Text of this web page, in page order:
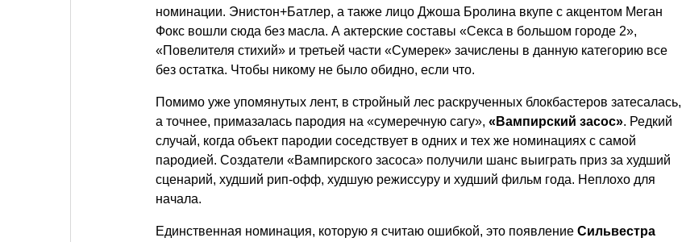
номинации. Энистон+Батлер, а также лицо Джоша Бролина вкупе с акцентом Меган
Фокс вошли сюда без масла. А актерские составы «Секса в большом городе 2»,
«Повелителя стихий» и третьей части «Сумерек» зачислены в данную категорию все
без остатка. Чтобы никому не было обидно, если что.
Помимо уже упомянутых лент, в стройный лес раскрученных блокбастеров затесалась,
а точнее, примазалась пародия на «сумеречную сагу», «Вампирский засос». Редкий
случай, когда объект пародии соседствует в одних и тех же номинациях с самой
пародией. Создатели «Вампирского засоса» получили шанс выиграть приз за худший
сценарий, худший рип-офф, худшую режиссуру и худший фильм года. Неплохо для
начала.
Единственная номинация, которую я считаю ошибкой, это появление Сильвестра